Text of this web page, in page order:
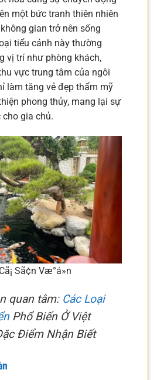
một bức tranh thiên nhiên
gian trở nên sống
tiểu cảnh này thường
vị trí như phòng khách,
vực trung tâm của ngôi
làm tăng vẻ đẹp thẩm mỹ
phong thủy, mang lại sự
gia chủ.
Cã¡ Sã¢n Væ°á»n
quan tâm: Các Loại
Phổ Biến Ở Việt
Điểm Nhận Biết